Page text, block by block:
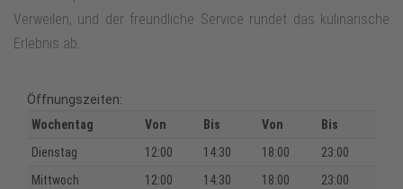
Verweilen, und der freundliche Service rundet das kulinarische
Erlebnis ab.
Öffnungszeiten:
Wochentag
Von Bis Von
Bis
Dienstag
12:00 14:30 18:00
23:00
Mittwoch
12:00 14:30 18:00
23:00